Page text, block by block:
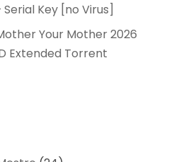
Key [no Virus]
Your Mother 2026
Extended Torrent